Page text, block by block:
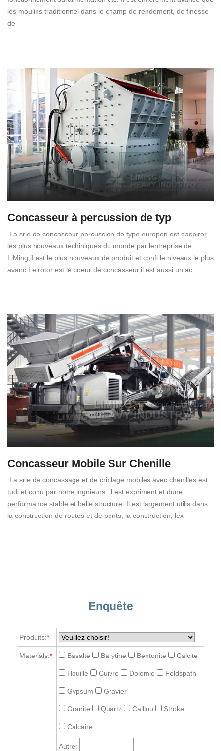
les moulins traditionnel dans le champ de rendement, de finesse
de
Concasseur à percussion de typ
La srie de concasseur percussion de type europen est daspirer
les plus nouveaux techiniques du monde par lentreprise de
LiMing,iI est le plus nouveaux de produit et confi le niveaux le plus
avanc.Le rotor est le coeur de concasseur,il est aussi un ac
Concasseur Mobile Sur Chenille
La srie de concassage et de criblage mobiles avec chenilles est
tudi et conu par notre ingnieurs. Il est expriment et dune
performance stable et belle structure. Il est largement utilis dans
la construction de routes et de ponts, la construction, lex
Enquête
Produits:*
Materials:* Basalte Barytine Bentonite Calcite
Houille Cuivre Dolomie Feldspath
Gypsum Gravier
Granite Quartz Caillou Stroke
Calcaire
Autre: